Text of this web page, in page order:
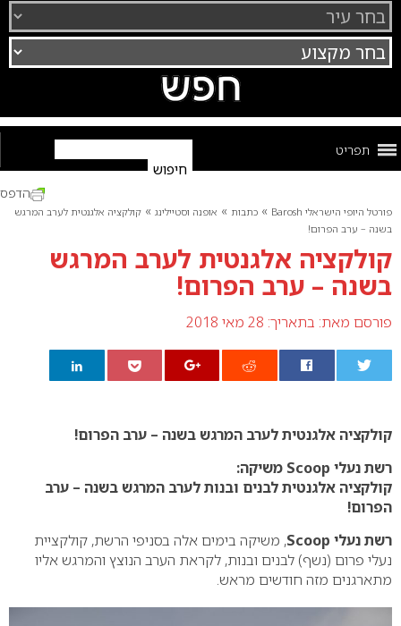
תפריט
פורטל היופי הישראלי Barosh » כתבות » אופנה וסטיילינג » קולקציה אלגנטית לערב המרגש
בשנה – ערב הפרום!
קולקציה אלגנטית לערב המרגש
בשנה – ערב הפרום!
פורסם מאת: בתאריך: 28 מאי 2018
הדפס
קולקציה אלגנטית לערב המרגש בשנה – ערב הפרום!
רשת נעלי Scoop משיקה:
קולקציה אלגנטית לבנים ובנות לערב המרגש בשנה – ערב
הפרום!
רשת נעלי Scoop
, משיקה בימים אלה בסניפי הרשת, קולקציית
נעלי פרום (נשף) לבנים ובנות, לקראת הערב הנוצץ והמרגש אליו
מתארגנים מזה חודשים מראש.